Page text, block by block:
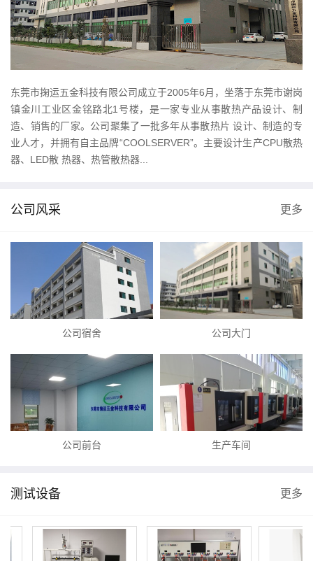
东莞市掬运五金科技有限公司成立于2005年6月，坐落于东莞市谢岗
镇金川工业区金铭路北1号楼，是一家专业从事散热产品设计、制
造、销售的厂家。公司聚集了一批多年从事散热片 设计、制造的专
业人才，并拥有自主品牌“COOLSERVER”。主要设计生产CPU散热
器、LED散 热器、热管散热器...
公司风采 更多
公司宿舍 公司大门
公司前台 生产车间
测试设备 更多